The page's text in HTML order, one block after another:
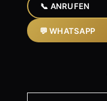
📞 ANRUFEN
💬 WHATSAPP